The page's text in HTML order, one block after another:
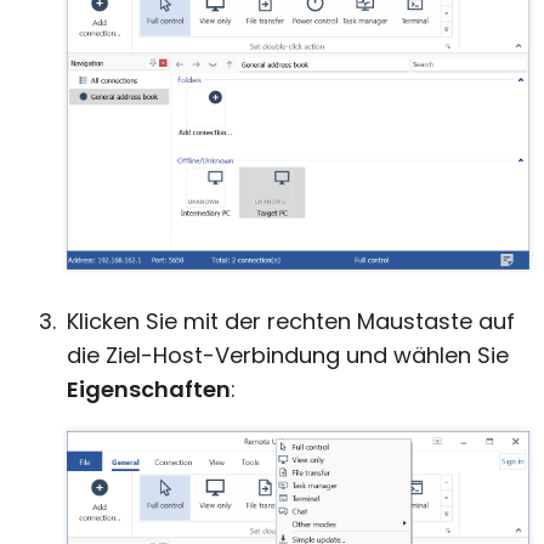
Klicken Sie mit der rechten Maustaste auf
die Ziel-Host-Verbindung und wählen Sie
Eigenschaften: